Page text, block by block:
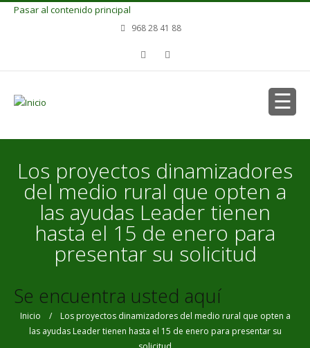
Pasar al contenido principal
968 28 41 88
Los proyectos dinamizadores
del medio rural que opten a
las ayudas Leader tienen
hasta el 15 de enero para
presentar su solicitud
Se encuentra usted aquí
Inicio / Los proyectos dinamizadores del medio rural que opten a
las ayudas Leader tienen hasta el 15 de enero para presentar su